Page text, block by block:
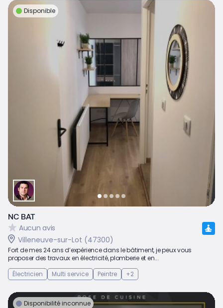
Disponible
NC BAT
Aucun avis
Villeneuve-sur-Lot (47300)
Fort de mes 24 ans d’expérience dans le bâtiment, je peux vous
proposer des travaux en électricité, plomberie et en...
Électricien
Multi service Peintre +2
Disponibilité inconnue